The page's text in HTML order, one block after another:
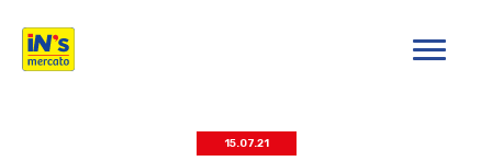
iN's Mercato
15.07.21